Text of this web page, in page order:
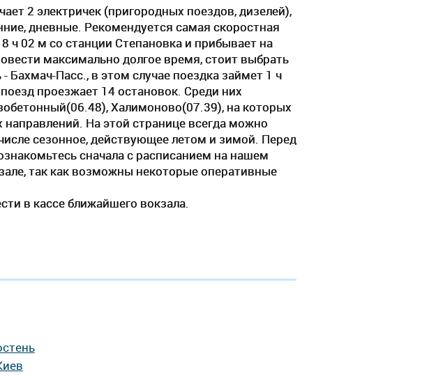
2 электричек (пригородных поездов, дизелей),
дневные. Рекомендуется самая скоростная
ч 02 м со станции Степановка и прибывает на
максимально долгое время, стоит выбрать
Пасс., в этом случае поездка займет 1 ч
проезжает 14 остановок. Среди них
Халимоново(07.39), на которых
направлений. На этой странице всегда можно
сезонное, действующее летом и зимой. Перед
сначала с расписанием на нашем
так как возможны некоторые оперативные
в кассе ближайшего вокзала.